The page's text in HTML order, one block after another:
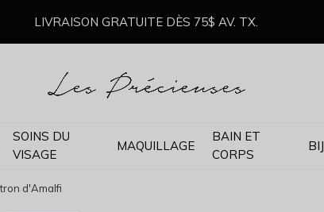
SOINS DU
VISAGE
MAQUILLAGE
BAIN ET
CORPS
LIVRAISON GRATUITE DÈS 75$ AV. TX.
d'Amalfi